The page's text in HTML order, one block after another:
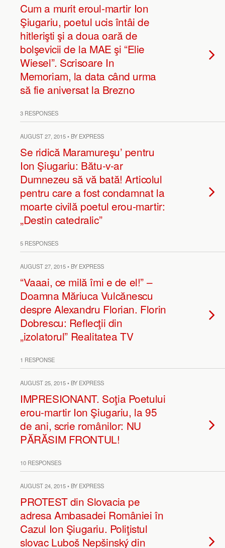
Cum a murit eroul-martir Ion
Şiugariu, poetul ucis întâi de
hitlerişti şi a doua oară de
bolşevicii de la MAE şi “Elie
Wiesel”. Scrisoare In
Memoriam, la data când urma
să fie aniversat la Brezno
3 RESPONSES
AUGUST 27, 2015 • BY EXPRESS
Se ridică Maramureşu’ pentru
Ion Şiugariu: Bătu-v-ar
Dumnezeu să vă bată! Articolul
pentru care a fost condamnat la
moarte civilă poetul erou-martir:
„Destin catedralic”
5 RESPONSES
AUGUST 27, 2015 • BY EXPRESS
“Vaaai, ce milă îmi e de el!” –
Doamna Măriuca Vulcănescu
despre Alexandru Florian. Florin
Dobrescu: Reflecţii din
„izolatorul” Realitatea TV
1 RESPONSE
AUGUST 25, 2015 • BY EXPRESS
IMPRESIONANT. Soţia Poetului
erou-martir Ion Şiugariu, la 95
de ani, scrie românilor: NU
PĂRĂSIM FRONTUL!
10 RESPONSES
AUGUST 24, 2015 • BY EXPRESS
PROTEST din Slovacia pe
adresa Ambasadei României în
Cazul Ion Şiugariu. Poliţistul
slovac Luboš Nepšinský din